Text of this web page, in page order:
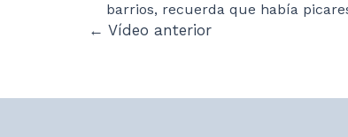
barrios, recuerda que había
Navegación
← Vídeo anterior